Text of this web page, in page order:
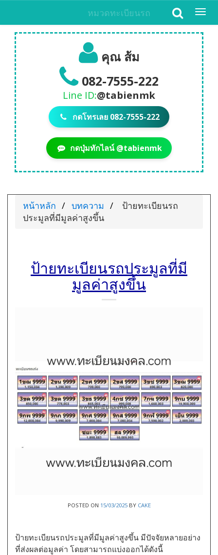
หมวดทะเบียนรถ
คุณ ส้ม
082-7555-222
Line ID:@tabienmk
กดโทรเลย 082-7555-222
กดปุ่มทักไลน์ @tabienmk
หน้าหลัก บทความ
ป้ายทะเบียนรถ
ประมูลที่มีมูลค่าสูงขึ้น
ป้ายทะเบียนรถประมูลที่มี
มูลค่าสูงขึ้น
POSTED ON 15/03/2025 BY CAKE
ป้ายทะเบียนรถประมูลที่มีมูลค่าสูงขึ้น มีปัจจัยหลายอย่าง
ที่ส่งผลต่อมูลค่า โดยสามารถแบ่งออกได้ดังนี้